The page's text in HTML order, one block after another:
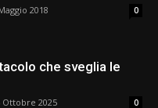
2018 0
che sveglia le
Ottobre 2025 0